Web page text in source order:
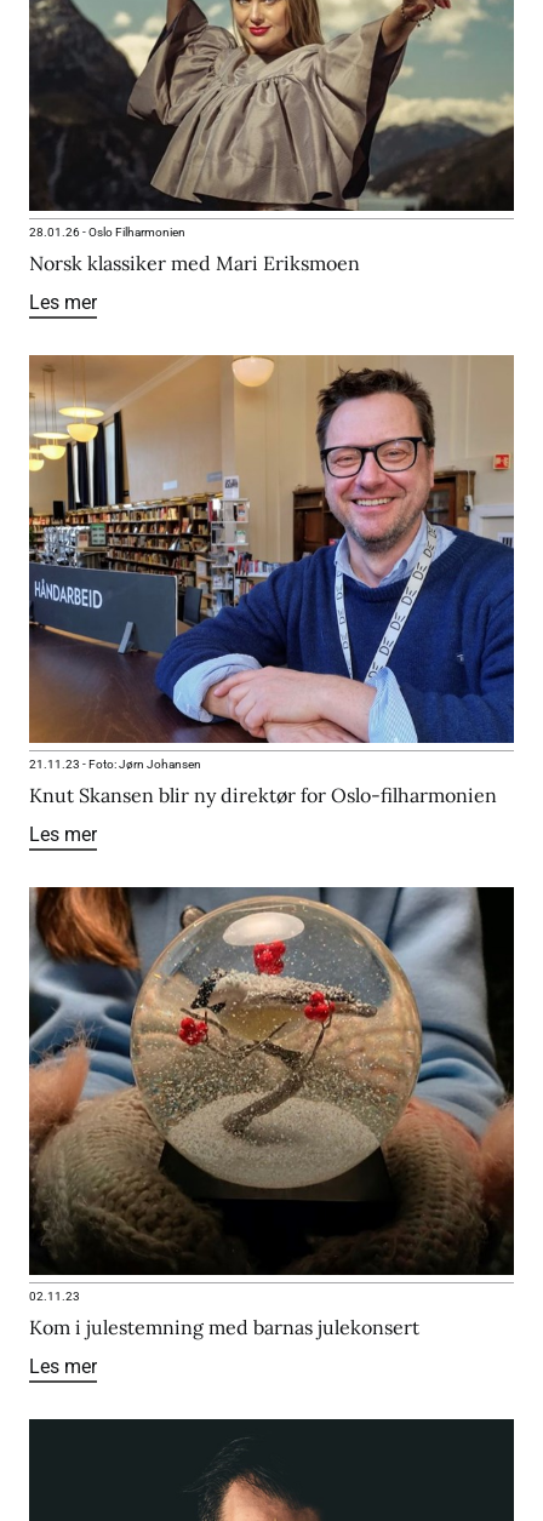
28.01.26-Oslo Filharmonien
Norsk klassiker med Mari Eriksmoen
Les mer
21.11.23 -Foto: Jørn Johansen
Knut Skansen blir ny direktør for Oslo-filharmonien
Les mer
02.11.23
Kom i julestemning med barnas julekonsert
Les mer